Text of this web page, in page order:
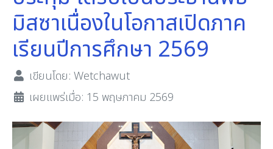
มิสซาเนื่องในโอกาสเปิดภาค
เรียนปีการศึกษา 2569
เขียนโดย: Wetchawut
เผยแพร่เมื่อ: 15 พฤษภาคม 2569